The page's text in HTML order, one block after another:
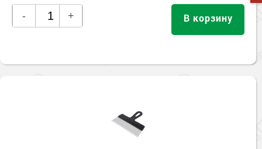
- + В корзину